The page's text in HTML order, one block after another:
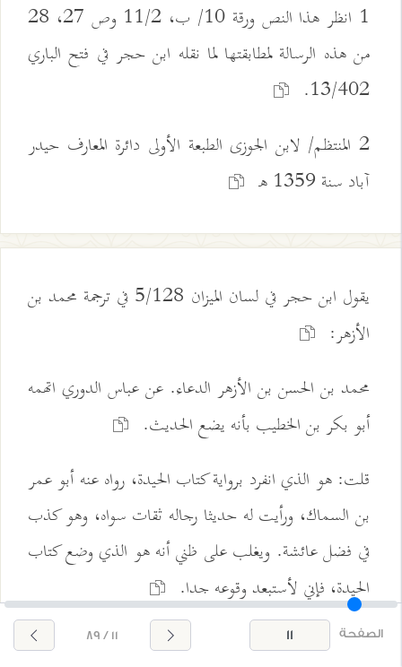
1 انظر هذا النص ورقة 10/ ب، 11/2 وص 27، 28
من هذه الرسالة لمطابقتها لما نقله ابن حجر في فتح الباري
13/402.
2 المنتظم/ لابن الجوزى الطبعة الأولى دائرة المعارف حيدر
آباد سنة 1359 هـ
يقول ابن حجر في لسان الميزان 5/128 في ترجمة محمد بن
الأزهر:
محمد بن الحسن بن الأزهر الدعاء. عن عباس الدوري اتهمه
أبو بكر بن الخطيب بأنه يضع الحديث.
قلت: هو الذي انفرد برواية كتاب الحيدة، رواه عنه أبو عمر
بن السماك، ورأيت له حديثا رجاله ثقات سواه، وهو كذب
في فضل عائشة. ويغلب على ظني أنه هو الذي وضع كتاب
الحيدة، فإني لأستبعد وقوعه جدا.
ثم قال ابن حجر:"ووجه استبعاد المصنف كتاب الحيدة، إنه
الصفحة 11 / 89